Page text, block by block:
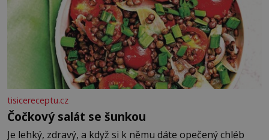
tisicereceptu.cz
Čočkový salát se šunkou
Je lehký, zdravý, a když si k němu dáte opečený chléb